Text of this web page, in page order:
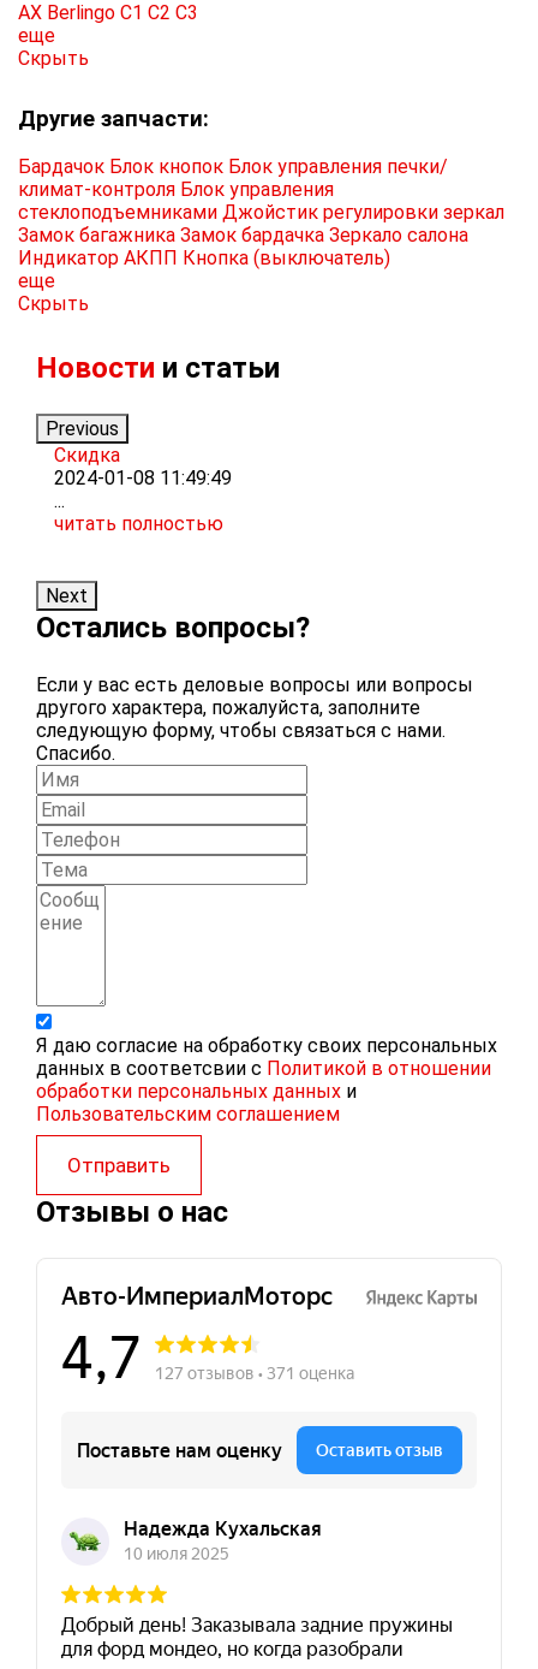
AX Berlingo C1 C2 C3
еще
Скрыть
Другие запчасти:
Бардачок Блок кнопок Блок управления печки/
климат-контроля Блок управления
стеклоподъемниками Джойстик регулировки зеркал
Замок багажника Замок бардачка Зеркало салона
Индикатор АКПП Кнопка (выключатель)
еще
Скрыть
Новости и статьи
Previous
Скидка
2024-01-08 11:49:49
...
читать полностью
Next
Остались вопросы?
Если у вас есть деловые вопросы или вопросы
другого характера, пожалуйста, заполните
следующую форму, чтобы связаться с нами.
Спасибо.
Я даю согласие на обработку своих персональных
данных в соответсвии с Политикой в отношении
обработки персональных данных и
Пользовательским соглашением
Отправить
Отзывы о нас